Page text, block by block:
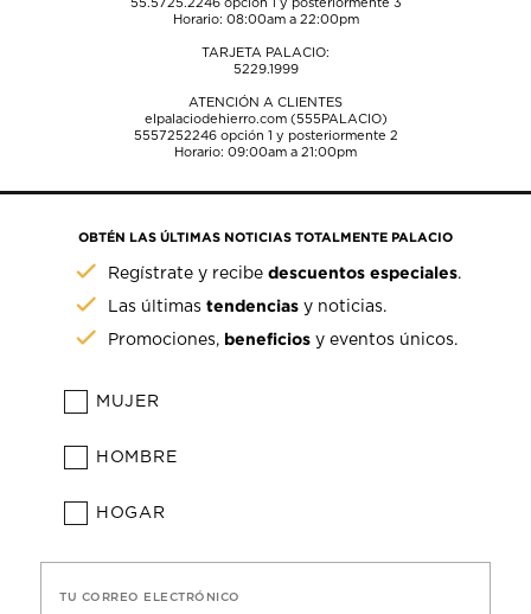
55.5725.2246opción 1 y posteriormente 3
Horario: 08:00am a 22:00pm
TARJETA PALACIO:
5229.1999
ATENCIÓN A CLIENTES
elpalaciodehierro.com (555PALACIO)
5557252246opción 1 y posteriormente 2
Horario: 09:00am a 21:00pm
OBTÉN LAS ÚLTIMAS NOTICIAS TOTALMENTE PALACIO
Regístrate y recibedescuentos especiales.
Las últimastendencias y noticias.
Promociones, beneficios y eventos únicos.
MUJER
HOMBRE
HOGAR
TU CORREO ELECTRÓNICO